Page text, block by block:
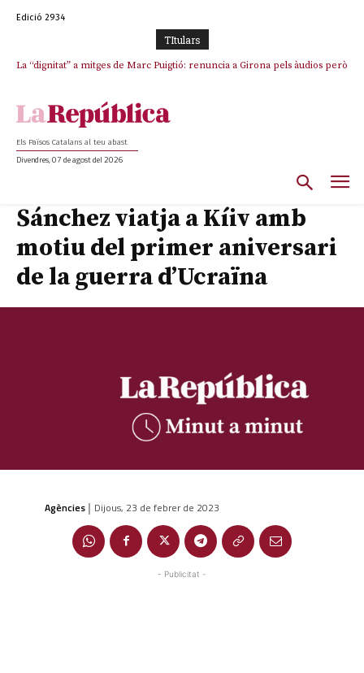
Edició 2934
TItulars
La “dignitat” a mitges de Marc Puigtió: renuncia a Girona pels àudios però
Els Països Catalans al teu abast
Divendres, 07 de agost del 2026
Sánchez viatja a Kíiv amb
motiu del primer aniversari
de la guerra d’Ucraïna
Agències | Dijous, 23 de febrer de 2023
- Publicitat -